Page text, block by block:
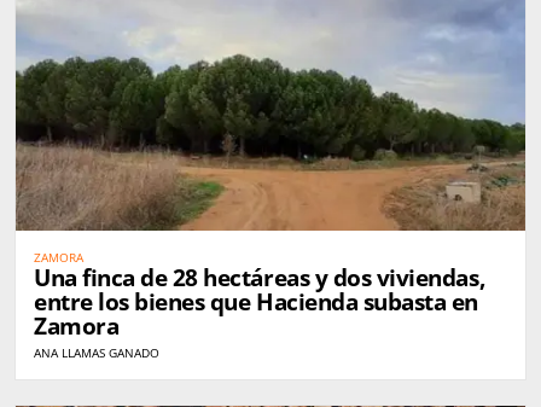
ZAMORA
Una finca de 28 hectáreas y dos viviendas,
entre los bienes que Hacienda subasta en
Zamora
ANA LLAMAS GANADO